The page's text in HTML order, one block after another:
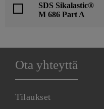
SDS Sikalastic®
M 686 Part A
Ota yhteyttä
Tilaukset